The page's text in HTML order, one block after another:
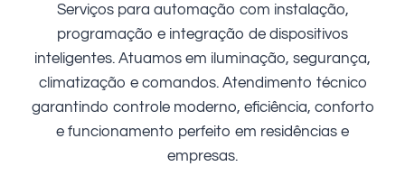
Serviços para automação com instalação,
programação e integração de dispositivos
inteligentes. Atuamos em iluminação, segurança,
climatização e comandos. Atendimento técnico
garantindo controle moderno, eficiência, conforto
e funcionamento perfeito em residências e
empresas.